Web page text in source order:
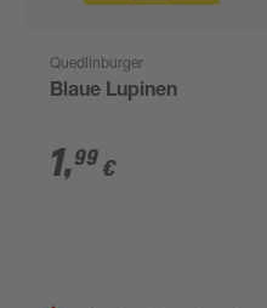
Quedlinburger
Blaue Lupinen
1,99 €